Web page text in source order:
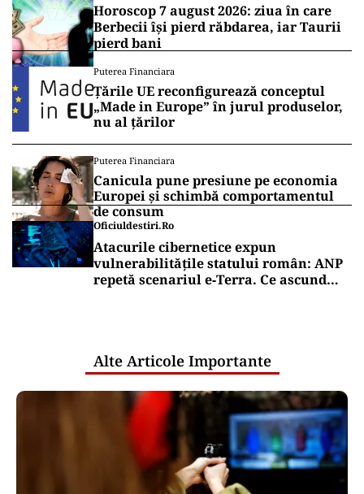
Horoscop 7 august 2026: ziua în care
Berbecii își pierd răbdarea, iar Taurii
pierd bani
Puterea Financiara
Țările UE reconfigurează conceptul
„Made in Europe” în jurul produselor,
nu al țărilor
Puterea Financiara
Canicula pune presiune pe economia
Europei și schimbă comportamentul
de consum
Oficiuldestiri.ro
Atacurile cibernetice expun
vulnerabilitățile statului român: ANP
repetă scenariul e‑Terra. Ce ascund
Alte Articole Importante